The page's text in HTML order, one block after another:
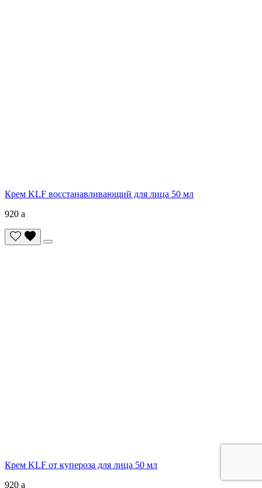
Крем KLF восстанавливающий для лица 50 мл
920 a
Крем KLF от купероза для лица 50 мл
920 a